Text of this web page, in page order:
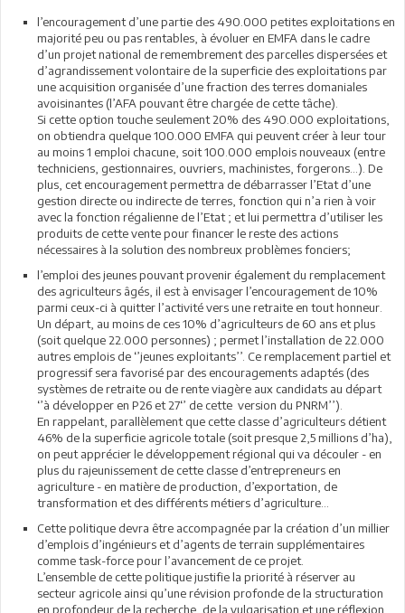
l’encouragement d’une partie des 490.000 petites exploitations en
majorité peu ou pas rentables, à évoluer en EMFA dans le cadre
d’un projet national de remembrement des parcelles dispersées et
d’agrandissement volontaire de la superficie des exploitations par
une acquisition organisée d’une fraction des terres domaniales
avoisinantes (l’AFA pouvant être chargée de cette tâche).
Si cette option touche seulement 20% des 490.000 exploitations,
on obtiendra quelque 100.000 EMFA qui peuvent créer à leur tour
au moins 1 emploi chacune, soit 100.000 emplois nouveaux (entre
techniciens, gestionnaires, ouvriers, machinistes, forgerons…). De
plus, cet encouragement permettra de débarrasser l’Etat d’une
gestion directe ou indirecte de terres, fonction qui n’a rien à voir
avec la fonction régalienne de l’Etat ; et lui permettra d’utiliser les
produits de cette vente pour financer le reste des actions
nécessaires à la solution des nombreux problèmes fonciers;
l’emploi des jeunes pouvant provenir également du remplacement
des agriculteurs âgés, il est à envisager l’encouragement de 10%
parmi ceux-ci à quitter l’activité vers une retraite en tout honneur.
Un départ, au moins de ces 10% d’agriculteurs de 60 ans et plus
(soit quelque 22.000 personnes) ; permet l’installation de 22.000
autres emplois de ‘’jeunes exploitants’’. Ce remplacement partiel et
progressif sera favorisé par des encouragements adaptés (des
systèmes de retraite ou de rente viagère aux candidats au départ
‘’à développer en P26 et 27‘’ de cette version du PNRM’’).
En rappelant, parallèlement que cette classe d’agriculteurs détient
46% de la superficie agricole totale (soit presque 2,5 millions d’ha),
on peut apprécier le développement régional qui va découler - en
plus du rajeunissement de cette classe d’entrepreneurs en
agriculture - en matière de production, d’exportation, de
transformation et des différents métiers d’agriculture…
Cette politique devra être accompagnée par la création d’un millier
d’emplois d’ingénieurs et d’agents de terrain supplémentaires
comme task-force pour l’avancement de ce projet.
L’ensemble de cette politique justifie la priorité à réserver au
secteur agricole ainsi qu’une révision profonde de la structuration
en profondeur de la recherche, de la vulgarisation et une réflexion